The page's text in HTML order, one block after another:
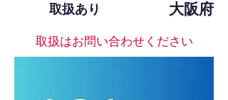
取扱あり 大阪府
取扱はお問い合わせください